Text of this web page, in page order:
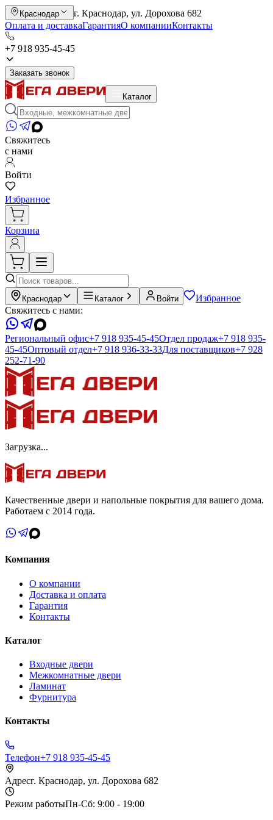
Краснодар
г. Краснодар, ул. Дорохова 682
Оплата и доставкаГарантияО компанииКонтакты
+7 918 935-45-45
Заказать звонок
Каталог
Свяжитесь
с нами
Войти
Избранное
Корзина
Краснодар Каталог Войти
Избранное
Свяжитесь с нами:
Региональный офис+7 918 935-45-45Отдел продаж+7 918 935-
45-45Оптовый отдел+7 918 936-33-33Для поставщиков+7 928
252-71-90
Загрузка...
Качественные двери и напольные покрытия для вашего дома.
Работаем с 2014 года.
Компания
О компании
Доставка и оплата
Гарантия
Контакты
Каталог
Входные двери
Межкомнатные двери
Ламинат
Фурнитура
Контакты
Телефон+7 918 935-45-45
Адресг. Краснодар, ул. Дорохова 682
Режим работыПн-Сб: 9:00 - 19:00